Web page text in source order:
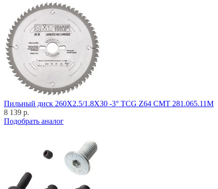
Пильный диск 260X2.5/1.8X30 -3° TCG Z64 CMT 281.065.11M
8 139 р.
Подобрать аналог